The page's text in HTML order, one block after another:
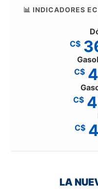
📊 INDICADORES
C$
C$
C$
C$
LA